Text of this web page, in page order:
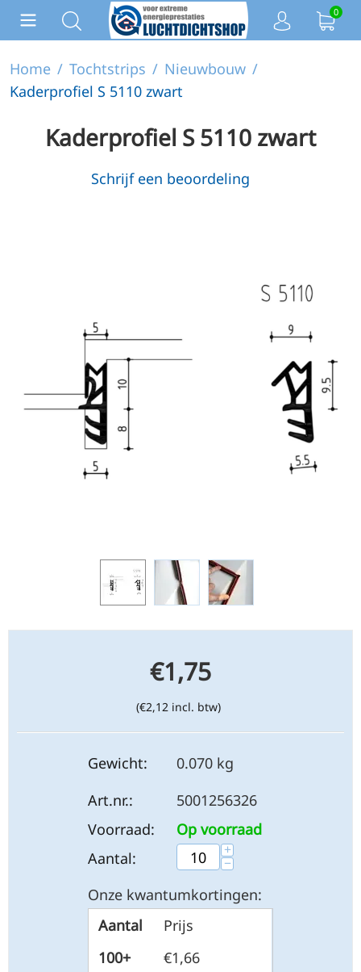
0
Home / Tochtstrips / Nieuwbouw /
Kaderprofiel S 5110 zwart
Kaderprofiel S 5110 zwart
Schrijf een beoordeling
€1,75
(€2,12 incl. btw)
Gewicht:
0.070 kg
Art.nr.:
5001256326
Voorraad:
Op voorraad
Aantal:
+
−
Onze kwantumkortingen:
Aantal
Prijs
100+
€1,66